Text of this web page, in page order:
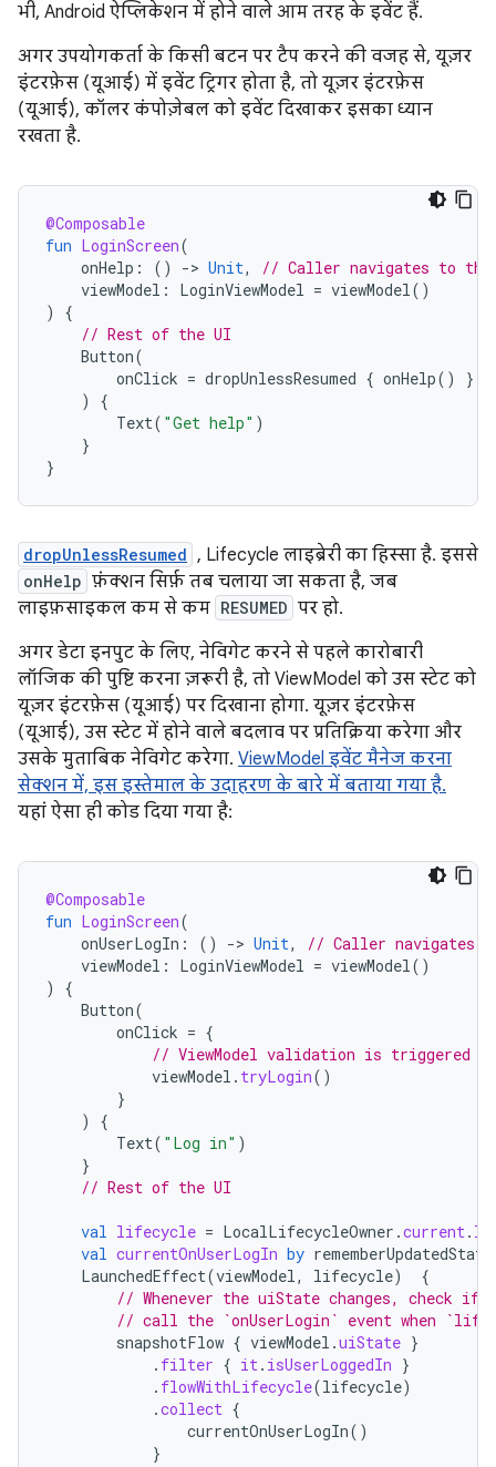
भी, Android ऐप्लिकेशन में होने वाले आम तरह के इवेंट हैं.
अगर उपयोगकर्ता के किसी बटन पर टैप करने की वजह से, यूज़र
इंटरफ़ेस (यूआई) में इवेंट ट्रिगर होता है, तो यूज़र इंटरफ़ेस
(यूआई), कॉलर कंपोज़ेबल को इवेंट दिखाकर इसका ध्यान
रखता है.
@Composable
fun LoginScreen(
onHelp : () -> Unit,
// Caller navigates to the
viewModel : LoginViewModel = viewModel()
)
{
// Rest of the UI
Button(
onClick = dropUnlessResumed { onHelp()
}
)
{
Text( "Get help" )
}
}
dropUnlessResumed , Lifecycle लाइब्रेरी का हिस्सा है. इससे
onHelp फ़ंक्शन सिर्फ़ तब चलाया जा सकता है, जब
लाइफ़साइकल कम से कम RESUMED पर हो.
अगर डेटा इनपुट के लिए, नेविगेट करने से पहले कारोबारी
लॉजिक की पुष्टि करना ज़रूरी है, तो ViewModel को उस स्टेट को
यूज़र इंटरफ़ेस (यूआई) पर दिखाना होगा. यूज़र इंटरफ़ेस
(यूआई), उस स्टेट में होने वाले बदलाव पर प्रतिक्रिया करेगा और
उसके मुताबिक नेविगेट करेगा. ViewModel इवेंट मैनेज करना
सेक्शन में, इस इस्तेमाल के उदाहरण के बारे में बताया गया है.
यहां ऐसा ही कोड दिया गया है:
@Composable
fun LoginScreen(
onUserLogIn : () -> Unit,
// Caller navigates
viewModel : LoginViewModel = viewModel()
)
{
Button(
onClick = {
// ViewModel validation is triggered
viewModel . tryLogin()
}
)
{
Text( "Log in" )
}
// Rest of the UI
val lifecycle = LocalLifecycleOwner .current.
val currentOnUserLogIn by rememberUpdatedState
LaunchedEffect(viewModel, lifecycle)
{
// Whenever the uiState changes, check if
// call the `onUserLogin` event when
snapshotFlow { viewModel .uiState }
. filter { it. isUserLoggedIn }
. flowWithLifecycle(lifecycle)
.collect {
currentOnUserLogIn()
}